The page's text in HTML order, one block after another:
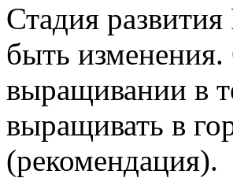
Стадия
быть
выращивании в
выращивать в
(рекомендация).